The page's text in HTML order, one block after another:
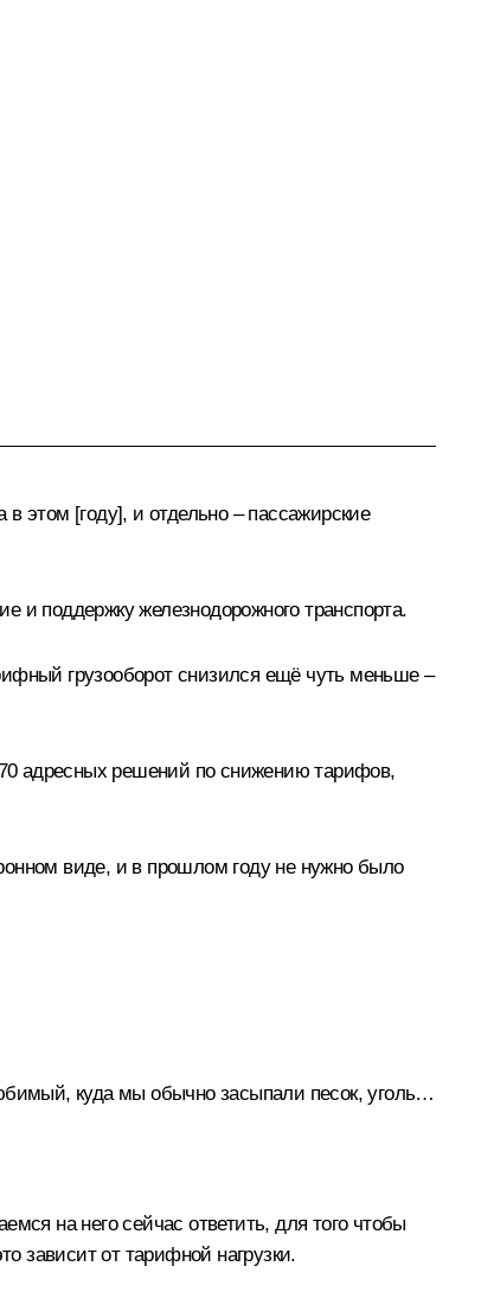
этом [году], и отдельно – пассажирские
поддержку железнодорожного транспорта.
грузооборот снизился ещё чуть меньше –
адресных решений по снижению тарифов,
виде, и в прошлом году не нужно было
куда мы обычно засыпали песок, уголь…
на него сейчас ответить, для того чтобы
зависит от тарифной нагрузки.